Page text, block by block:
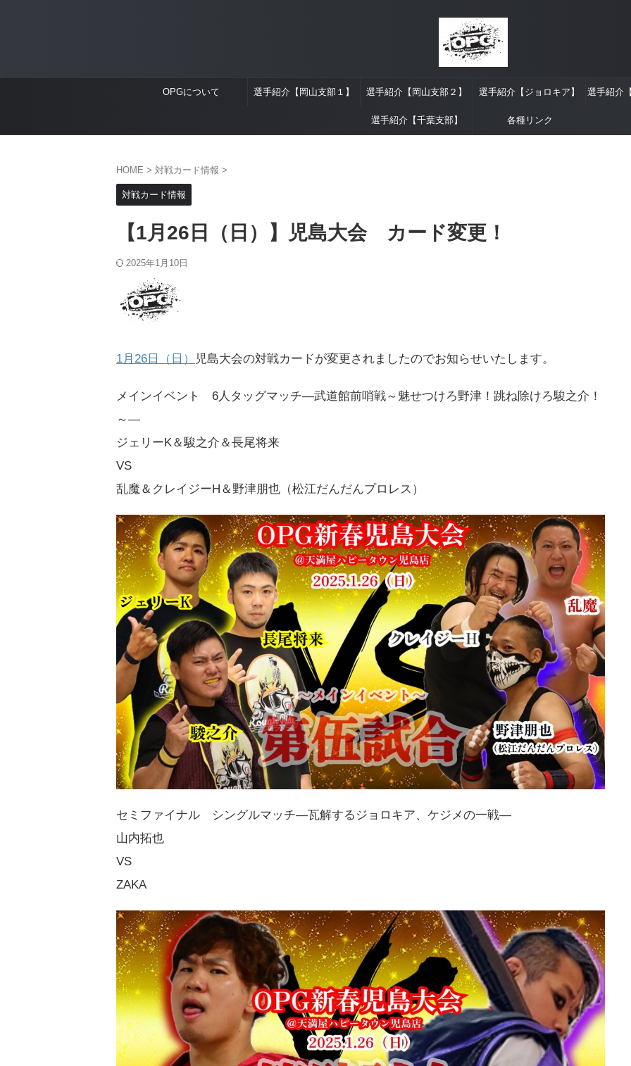
OPGについて 選手紹介【岡山支部１】 選手紹介【岡山支部２】 選手紹介【ジョロキア】 選手紹介
選手紹介【千葉支部】 各種リンク
HOME > 対戦カード情報 >
対戦カード情報
【1月26日（日）】児島大会 カード変更！
2025年1月10日
1月26日（日） 児島大会の対戦カードが変更されましたのでお知らせいたします。
メインイベント 6人タッグマッチ―武道館前哨戦～魅せつけろ野津！跳ね除けろ駿之介！
～―
ジェリーK＆駿之介＆長尾将来
VS
乱魔＆クレイジーH＆野津朋也（松江だんだんプロレス）
セミファイナル シングルマッチ―瓦解するジョロキア、ケジメの一戦―
山内拓也
VS
ZAKA